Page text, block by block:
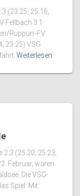
(23:25, 25:16,
Fellbach 3:1
Rüppurr-FV
23:25) VSG
Weiterlesen
2:3 (25:20; 25:23;
Februar, waren
Die VSG-
Spiel. Mit